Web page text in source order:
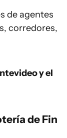
de agentes
corredores,
y el
de Fin